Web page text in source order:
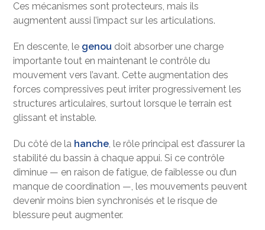
Ces mécanismes sont protecteurs, mais ils
augmentent aussi l’impact sur les articulations.
En descente, le genou doit absorber une charge
importante tout en maintenant le contrôle du
mouvement vers l’avant. Cette augmentation des
forces compressives peut irriter progressivement les
structures articulaires, surtout lorsque le terrain est
glissant et instable.
Du côté de la hanche, le rôle principal est d’assurer la
stabilité du bassin à chaque appui. Si ce contrôle
diminue — en raison de fatigue, de faiblesse ou d’un
manque de coordination —, les mouvements peuvent
devenir moins bien synchronisés et le risque de
blessure peut augmenter.